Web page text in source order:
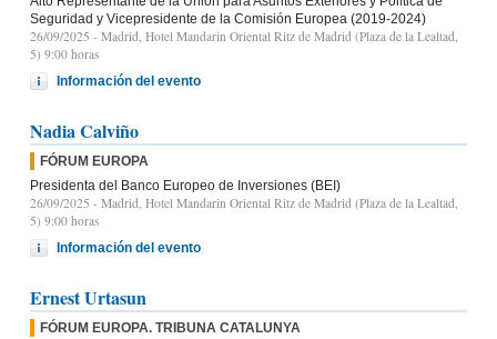
Seguridad y Vicepresidente de la Comisión Europea (2019-2024)
26/09/2025 - Madrid, Hotel Mandarin Oriental Ritz de Madrid (Plaza de la Lealtad,
5) 9:00 horas
Información del evento
Nadia Calviño
FÓRUM EUROPA
Presidenta del Banco Europeo de Inversiones (BEI)
26/09/2025 - Madrid, Hotel Mandarin Oriental Ritz de Madrid (Plaza de la Lealtad,
5) 9:00 horas
Información del evento
Ernest Urtasun
FÓRUM EUROPA. TRIBUNA CATALUNYA